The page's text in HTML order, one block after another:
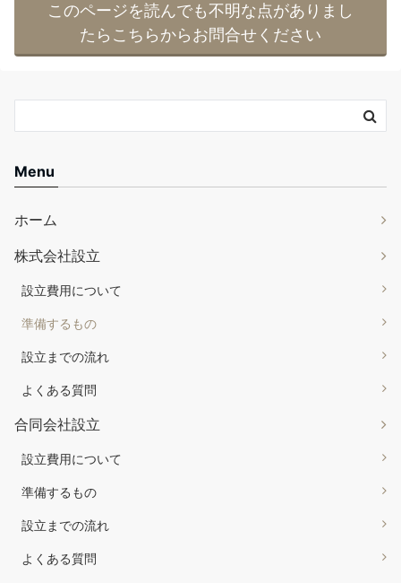
このページを読んでも不明な点がありまし
たらこちらからお問合せください
Menu
ホーム
株式会社設立
設立費用について
準備するもの
設立までの流れ
よくある質問
合同会社設立
設立費用について
準備するもの
設立までの流れ
よくある質問